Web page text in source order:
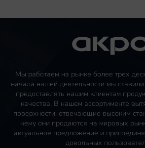
Мы работаем на рынке более трех
начала нашей деятельности мы
предоставлять нашим клиентам
качества. В нашем ассортименте
поверхности, отвечающие высоким
чему они продаются на мировых
актуальное предложение и
довольных